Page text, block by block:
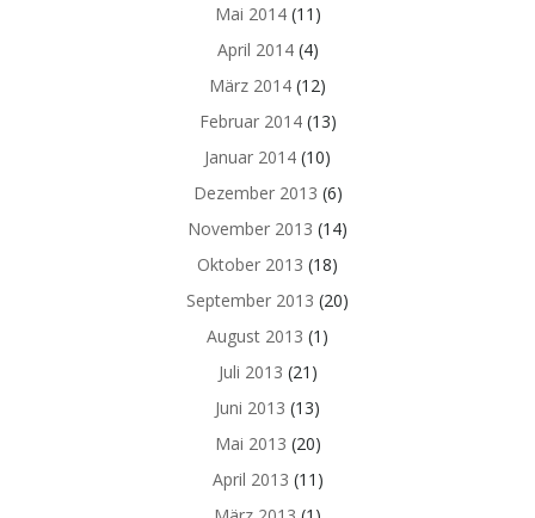
Mai 2014(11)
April 2014(4)
März 2014 (12)
Februar 2014(13)
Januar 2014 (10)
Dezember 2013 (6)
November 2013 (14)
Oktober 2013 (18)
September 2013 (20)
August 2013 (1)
Juli 2013 (21)
Juni 2013 (13)
Mai 2013 (20)
April 2013 (11)